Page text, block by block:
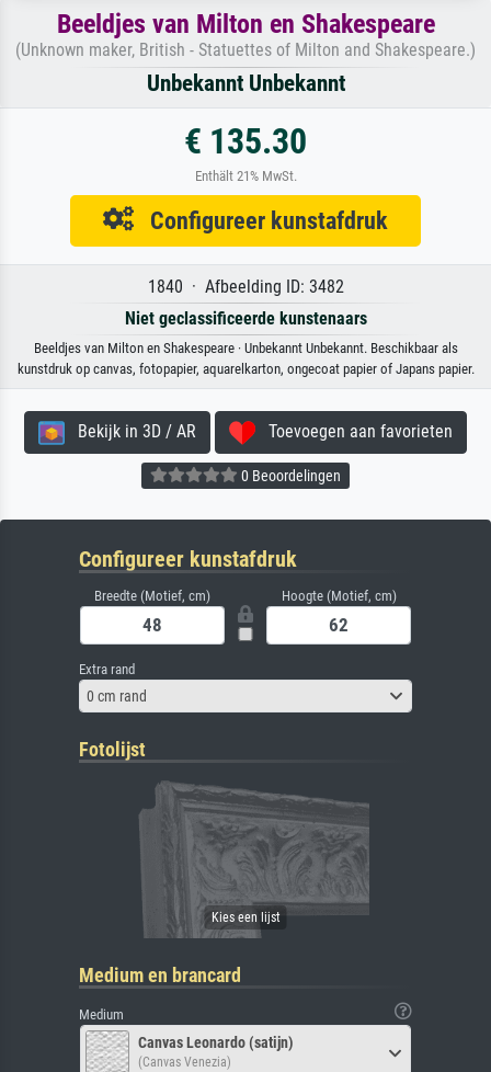
Beeldjes van Milton en Shakespeare
(Unknown maker, British - Statuettes of Milton and Shakespeare.)
Unbekannt Unbekannt
€ 135.30
Enthält 21% MwSt.
Configureer kunstafdruk
1840 · Afbeelding ID: 3482
Niet geclassificeerde kunstenaars
Beeldjes van Milton en Shakespeare · Unbekannt Unbekannt. Beschikbaar als
kunstdruk op canvas, fotopapier, aquarelkarton, ongecoat papier of Japans papier.
Bekijk in 3D / AR Toevoegen aan favorieten
0 Beoordelingen
Configureer kunstafdruk
Breedte (Motief, cm) Hoogte (Motief, cm)
Extra rand
0 cm rand
Fotolijst
Medium en brancard
Medium
Canvas Leonardo (satijn)
(Canvas Venezia)